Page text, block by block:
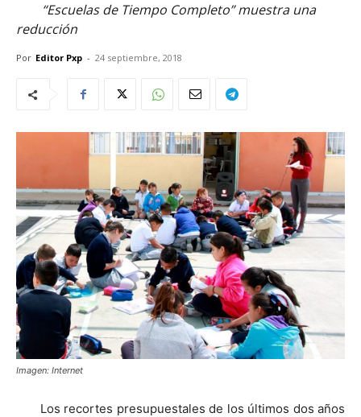
“Escuelas de Tiempo Completo” muestra una
reducción
Por Editor Pxp - 24 septiembre, 2018
Imagen: Internet
Los recortes presupuestales de los últimos dos años